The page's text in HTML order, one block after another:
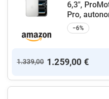
6,3",
Pro,
−6%
1.339,00 1.259,00 €